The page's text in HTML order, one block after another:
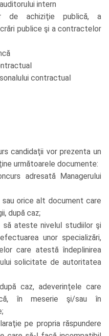
intern
de achiziţie publică, a
publice şi a contractelor
contractual
candidaţii vor prezenta un
următoarele documente:
adresată Managerului
orice alt document care
după caz;
ateste nivelul studiilor şi
unor specializări,
care atestă îndeplinirea
solicitate de autoritatea
caz, adeverinţele care
în meserie şi/sau în
pe propria răspundere